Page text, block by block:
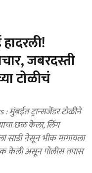
जबरदस्ती
टोळीचं
ट्रान्सजेंडर टोळीने
छळ केला, लिंग
साडी नेसून भीक मागायला
केली असून पोलीस तपास